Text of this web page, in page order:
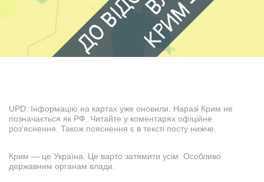
UPD: Інформацію на картах уже оновили. Наразі Крим не
позначається як РФ. Читайте у коментарях офіційне
роз’яснення. Також пояснення є в тексті посту нижче.
Крим — це Україна. Це варто затямити усім. Особливо
державним органам влади.